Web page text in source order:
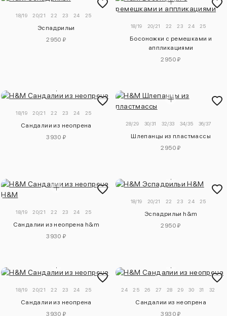
18/19 20/21 22 23 24 25
Эспадрильи
2950 ₽
18/19 20/21 22 23 24 25
Босоножки с ремешками и
аппликациями
2950 ₽
18/19 20/21 22 23 24 25
Сандалии из неопрена
3930 ₽
28/29 30/31 32/33 34/35 36/37
Шлепанцы из пластмассы
2950 ₽
18/19 20/21 22 23 24 25
Сандалии из неопрена h&m
3930 ₽
18/19 20/21 22 23 24 25
Эспадрильи h&m
2950 ₽
18/19 20/21 22 23 24 25
Сандалии из неопрена
3930 ₽
24 25 26 27 28 29 30 31 32
Сандалии из неопрена
3930 ₽